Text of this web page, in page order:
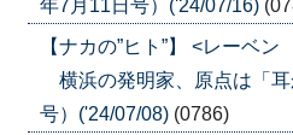
年7月11日号）('24/07/16)
【ナカの”ヒト”】 <レーベ
横浜の発明家、原点は「耳
号）('24/07/08) (0786)